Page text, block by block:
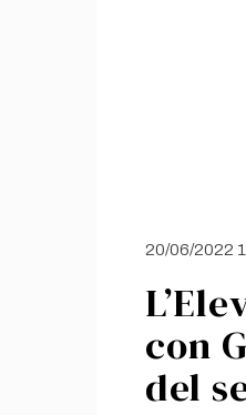
20/06/2022
con
del